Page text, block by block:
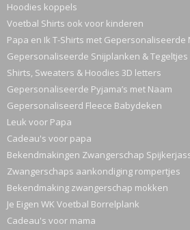
Hoodies koppels
Voetbal Shirts ook voor kinderen
Papa en Ik T-Shirts met
Gepersonaliseerde Snijplanken & Tegeltjes
Shirts, Sweaters & Hoodies 3D letters
Gepersonaliseerde Pyjama’s met Naam
Gepersonaliseerd Fleece Babydeken
Leuk voor Papa
Cadeau's voor papa
Bekendmakingen Zwangerschap
Zwangerschaps aankondiging rompertjes
Bekendmaking zwangerschap mokken
Je Eigen WK Voetbal Borrelplank
Cadeau's voor mama